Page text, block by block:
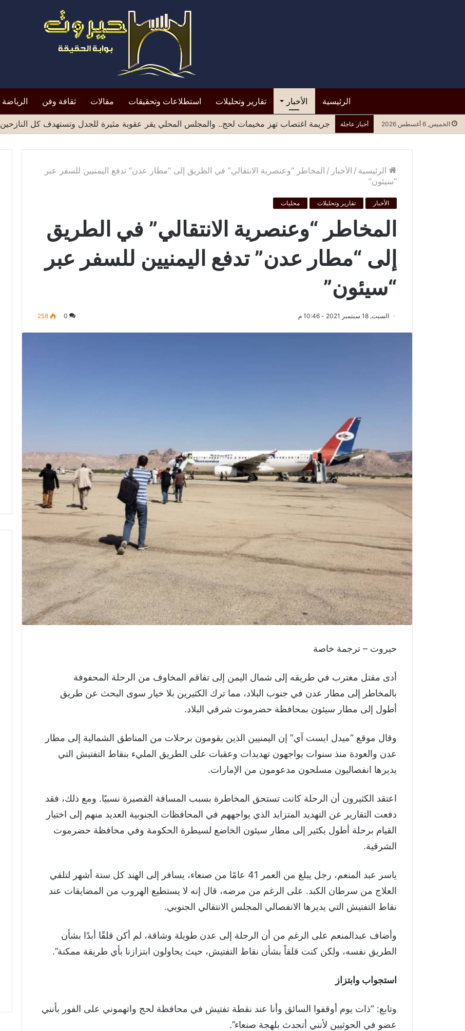
الرئيسية الأخبار تقارير وتحليلات استطلاعات وتحقيقات مقالات ثقافة وفن الرياضة
الخميس, 6 أغسطس 2026 أخبار عاجلة قرار من حكومة عدن بوقف تعميد الشهادات الصادرة من مناطق صنعاء يثير موجة انتقادات واسعة
الرئيسية / الأخبار / المخاطر “وعنصرية الانتقالي” في الطريق إلى “مطار عدن” تدفع اليمنيين للسفر عبر
“سيئون”
الأخبار تقارير وتحليلات محليات
المخاطر “وعنصرية الانتقالي” في الطريق
إلى “مطار عدن” تدفع اليمنيين للسفر عبر
“سيئون”
السبت, 18 سبتمبر 2021 - 10:46 م 0
258
حيروت – ترجمة خاصة
أدى مقتل مغترب في طريقه إلى شمال اليمن إلى تفاقم المخاوف من الرحلة المحفوفة
بالمخاطر إلى مطار عدن في جنوب البلاد، مما ترك الكثيرين بلا خيار سوى البحث عن طريق
أطول إلى مطار سيئون بمحافظة حضرموت شرقي البلاد.
وقال موقع “ميدل ايست آي” إن اليمنيين الذين يقومون برحلات من المناطق الشمالية إلى مطار
عدن والعودة منذ سنوات يواجهون تهديدات وعقبات على الطريق المليء بنقاط التفتيش التي
يديرها انفصاليون مسلحون مدعومون من الإمارات.
اعتقد الكثيرون أن الرحلة كانت تستحق المخاطرة بسبب المسافة القصيرة نسبيًا. ومع ذلك، فقد
دفعت التقارير عن التهديد المتزايد الذي يواجههم في المحافظات الجنوبية العديد منهم إلى اختيار
القيام برحلة أطول بكثير إلى مطار سيئون الخاضع لسيطرة الحكومة وفي محافظة حضرموت
الشرقية.
ياسر عبد المنعم، رجل يبلغ من العمر 41 عامًا من صنعاء، يسافر إلى الهند كل ستة أشهر لتلقي
العلاج من سرطان الكبد. على الرغم من مرضه، قال إنه لا يستطيع الهروب من المضايقات عند
نقاط التفتيش التي يديرها الانفصالي المجلس الانتقالي الجنوبي.
وأضاف عبدالمنعم على الرغم من أن الرحلة إلى عدن طويلة وشاقة، لم أكن قلقًا أبدًا بشأن
الطريق نفسه، ولكن كنت قلقاً بشأن نقاط التفتيش، حيث يحاولون ابتزازنا بأي طريقة ممكنة”.
استجواب وابتزاز
وتابع: “ذات يوم أوقفوا السائق وأنا عند نقطة تفتيش في محافظة لحج واتهموني على الفور بأنني
عضو في الحوثيين لأنني أتحدث بلهجة صنعاء”.